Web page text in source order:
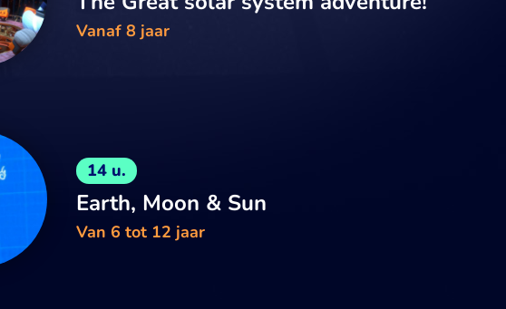
Vanaf 8 jaar
14 u.
Earth, Moon & Sun
Van 6 tot 12 jaar